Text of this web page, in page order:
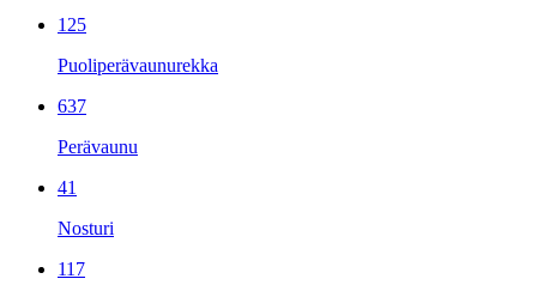
125
Puoliperävaunurekka
637
Perävaunu
41
Nosturi
117